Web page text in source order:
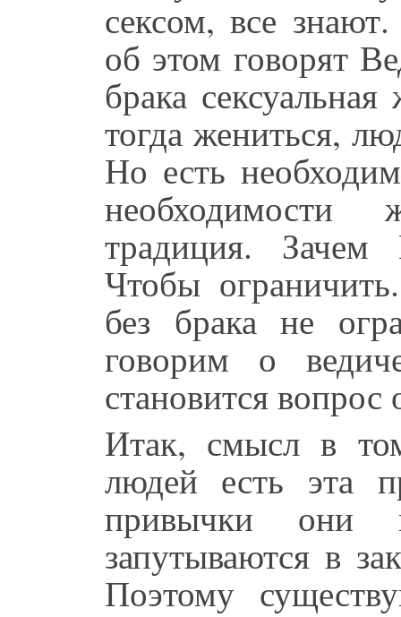
сексом, все
об этом говорят
брака
тогда жениться,
Но есть
необходимости
традиция.
Чтобы
без брака не
говорим о
становится
Итак, смысл в
людей есть эта
привычки они
запутываются в
Поэтому